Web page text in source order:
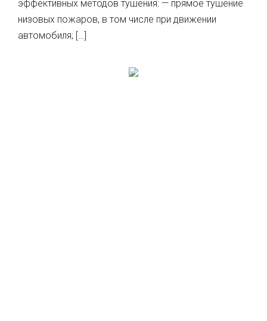
эффективных методов тушения: — прямое тушение
низовых пожаров, в том числе при движении
автомобиля; […]